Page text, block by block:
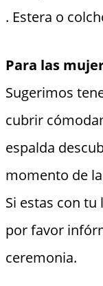
. Estera o
Para las
Sugerimos
cubrir
espalda
momento de
Si estas con
por favor
ceremonia.